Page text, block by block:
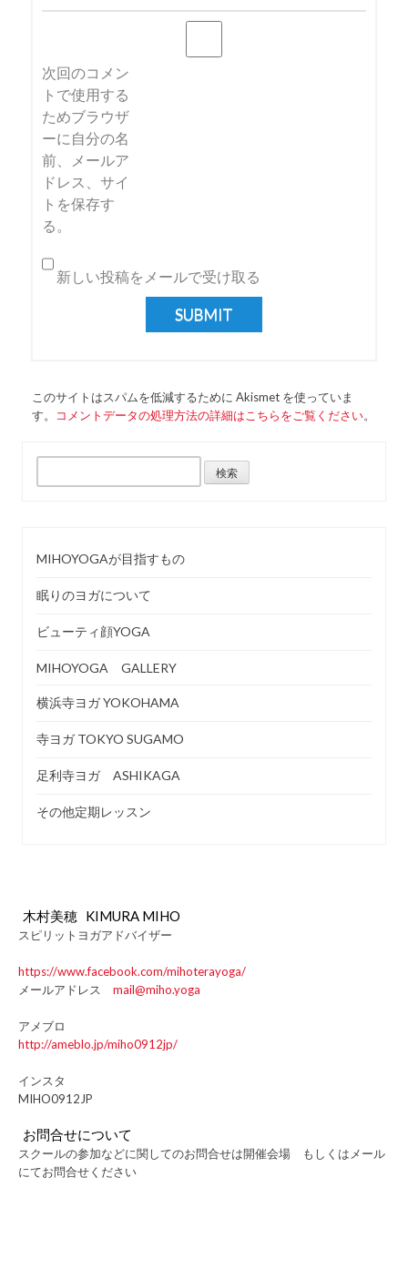
ョ
ン
次回のコメン
トで使用する
ためブラウザ
ーに自分の名
前、メールア
ドレス、サイ
トを保存す
る。
新しい投稿をメールで受け取る
このサイトはスパムを低減するために Akismet を使っていま
す。
コメントデータの処理方法の詳細はこちらをご覧ください。
索:
MIHOYOGAが目指すもの
眠りのヨガについて
ビューティ顔YOGA
MIHOYOGA GALLERY
横浜寺ヨガ YOKOHAMA
寺ヨガ TOKYO SUGAMO
足利寺ヨガ ASHIKAGA
その他定期レッスン
木村美穂 KIMURA MIHO
スピリットヨガアドバイザー
https://www.facebook.com/mihoterayoga/
メールアドレス mail@miho.yoga
アメブロ
http://ameblo.jp/miho0912jp/
インスタ
MIHO0912JP
お問合せについて
スクールの参加などに関してのお問合せは開催会場 もしくはメール
にてお問合せください